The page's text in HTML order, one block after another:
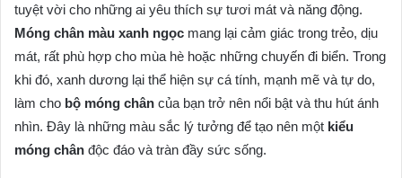
tuyệt vời cho những ai yêu thích sự tươi mát và năng động.
Móng chân màu xanh ngọc mang lại cảm giác trong trẻo, dịu
mát, rất phù hợp cho mùa hè hoặc những chuyến đi biển. Trong
khi đó, xanh dương lại thể hiện sự cá tính, mạnh mẽ và tự do,
làm cho bộ móng chân của bạn trở nên nổi bật và thu hút ánh
nhìn. Đây là những màu sắc lý tưởng để tạo nên một kiểu
móng chân độc đáo và tràn đầy sức sống.